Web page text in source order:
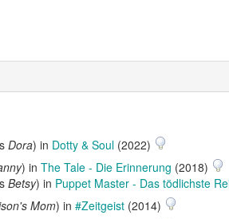
Dora) in Dotty & Soul (2022)
) in The Tale - Die Erinnerung (2018)
Betsy) in Puppet Master - Das tödlichste
Mom) in #Zeitgeist (2014)